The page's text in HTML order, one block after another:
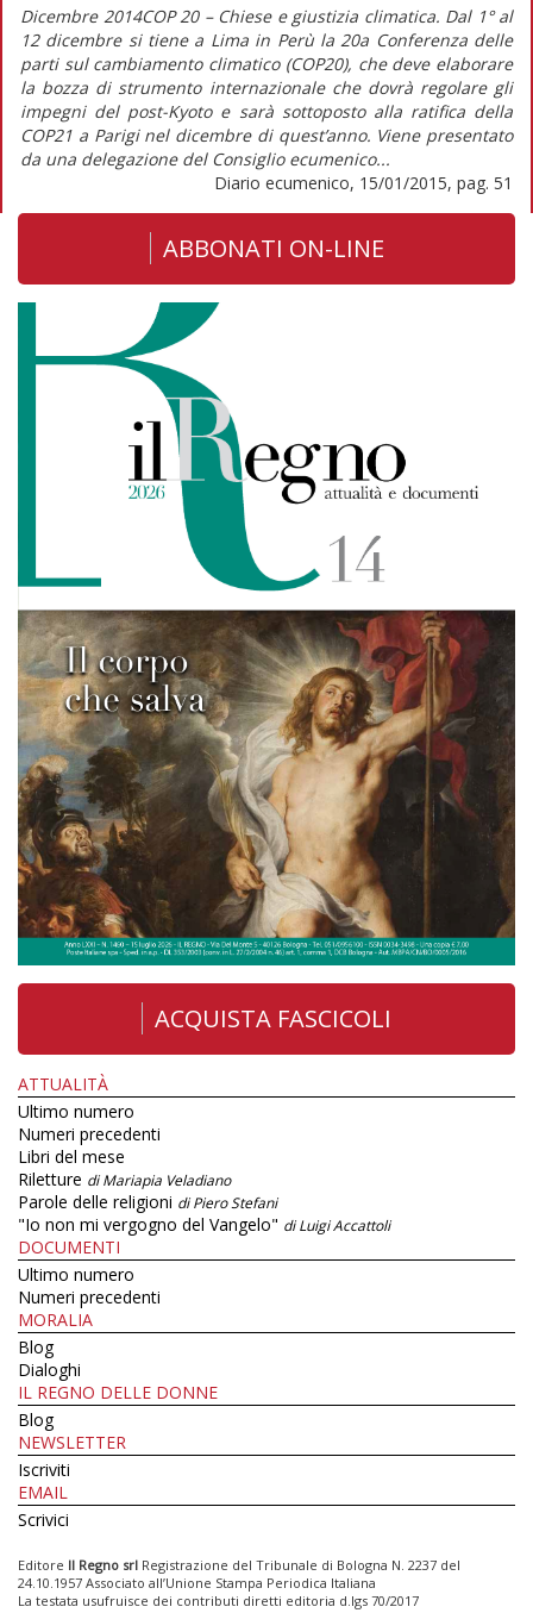
Dicembre 2014COP 20 – Chiese e giustizia climatica. Dal 1° al
12 dicembre si tiene a Lima in Perù la 20a Conferenza delle
parti sul cambiamento climatico (COP20), che deve elaborare
la bozza di strumento internazionale che dovrà regolare gli
impegni del post-Kyoto e sarà sottoposto alla ratifica della
COP21 a Parigi nel dicembre di quest’anno. Viene presentato
da una delegazione del Consiglio ecumenico...
Diario ecumenico, 15/01/2015, pag. 51
ABBONATI ON-LINE
ACQUISTA FASCICOLI
ATTUALITÀ
Ultimo numero
Numeri precedenti
Libri del mese
Riletture di Mariapia Veladiano
Parole delle religioni di Piero Stefani
"Io non mi vergogno del Vangelo" di Luigi Accattoli
DOCUMENTI
Ultimo numero
Numeri precedenti
MORALIA
Blog
Dialoghi
IL REGNO DELLE DONNE
Blog
NEWSLETTER
Iscriviti
EMAIL
Scrivici
Editore Il Regno srl Registrazione del Tribunale di Bologna N. 2237 del
24.10.1957 Associato all’Unione Stampa Periodica Italiana
La testata usufruisce dei contributi diretti editoria d.lgs 70/2017